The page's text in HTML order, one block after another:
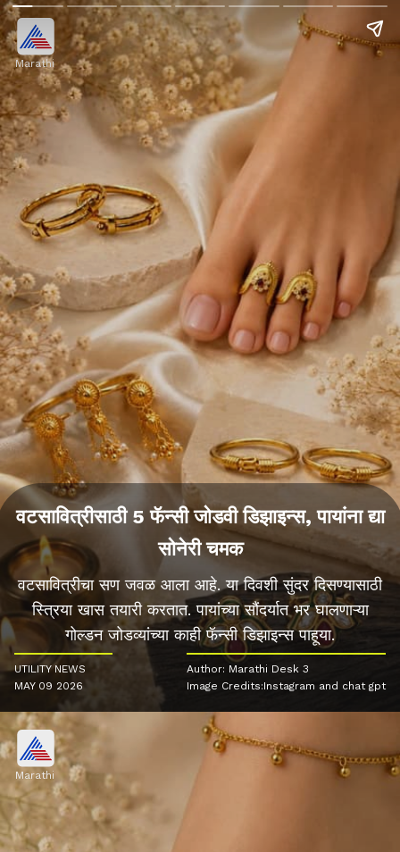
Marathi
वटसावित्रीसाठी 5 फॅन्सी जोडवी डिझाइन्स, पायांना द्या
सोनेरी चमक
वटसावित्रीचा सण जवळ आला आहे. या दिवशी सुंदर दिसण्यासाठी
स्त्रिया खास तयारी करतात. पायांच्या सौंदर्यात भर घालणाऱ्या
गोल्डन जोडव्यांच्या काही फॅन्सी डिझाइन्स पाहूया.
UTILITY NEWS
MAY 09 2026
Author: Marathi Desk 3
Image Credits:Instagram and chat gpt
Marathi